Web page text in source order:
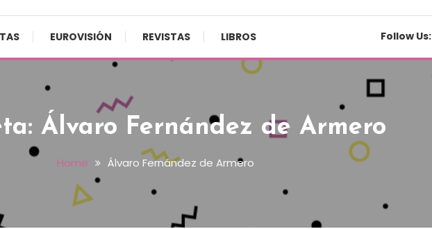
EUROVISIÓN REVISTAS LIBROS Follow Us:
Álvaro Fernández de Armero
Home Álvaro Fernández de Armero